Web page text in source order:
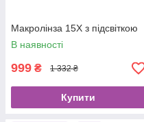
Макролінза 15X з підсвіткою
В наявності
999 ₴ 1 332 ₴
Купити